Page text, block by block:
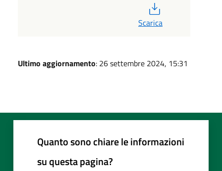
Scarica
Ultimo aggiornamento: 26 settembre 2024, 15:31
Quanto sono chiare le informazioni
su questa pagina?